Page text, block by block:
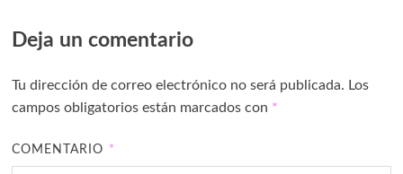
Deja un comentario
Tu dirección de correo electrónico no será publicada. Los
campos obligatorios están marcados con *
COMENTARIO *